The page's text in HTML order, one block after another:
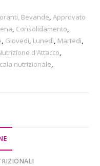
Bevande,Approvato
, Consolidamento,
, Giovedì, Lunedì, Martedì,
d'Attacco,
nutrizionale,